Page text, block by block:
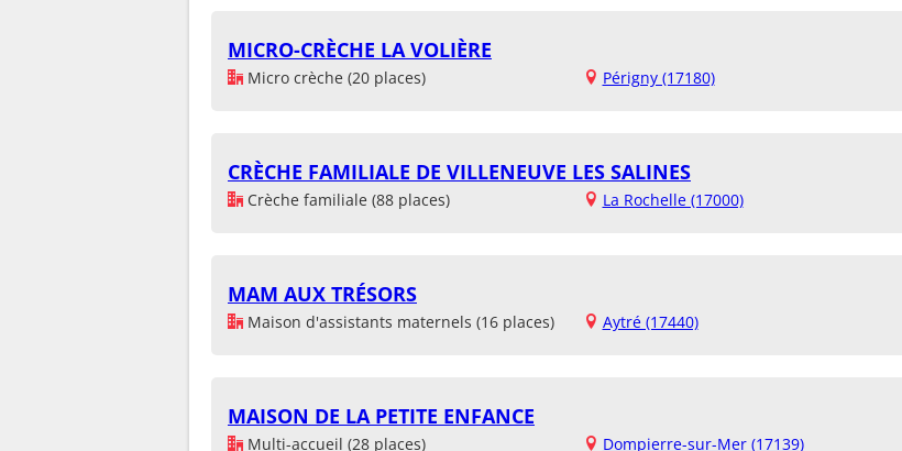
MICRO-CRÈCHE LA VOLIÈRE
Micro crèche (20 places) Périgny (17180)
CRÈCHE FAMILIALE DE VILLENEUVE LES SALINES
Crèche familiale (88 places) La Rochelle (17000)
MAM AUX TRÉSORS
Maison d'assistants maternels (16 places) Aytré (17440)
MAISON DE LA PETITE ENFANCE
Multi-accueil (28 places) Dompierre-sur-Mer (17139)